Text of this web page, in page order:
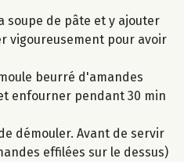
soupe de pâte et y ajouter
vigoureusement pour avoir
beurré d'amandes
enfourner pendant 30 min
démouler. Avant de servir
effilées sur le dessus)